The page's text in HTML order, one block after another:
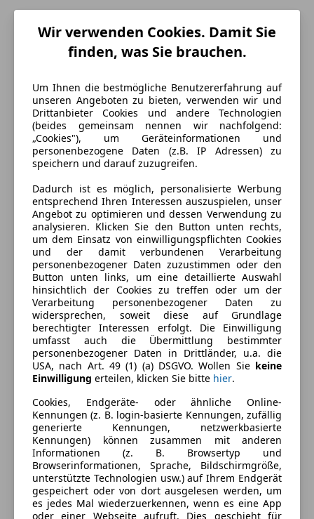
Energieverbrauch
Kraftstoff
Elektro
CO₂-Emissionen
0 g/km (komb.)
Ausstattung
Komfort
Einparkhilfe
Einparkhilfe Rückfahrkamera
Elektrische Fensterheber
Elektrische Heckklappe
Elektrische Seitenspiegel
Getönte Scheiben
Head-up display
Klimaanlage
Klimaautomatik
Lordosenstütze
Luftfederung
Multifunktionslenkrad
Navigationssystem
Regensensor
Sitzheizung
Standheizung
Mehr anzeigen
Farbe und Innenausstattung
Außenfarbe
Schwarz
Farbe laut Hersteller
Mythosschwarz
Metallic
Lackierung
Metallic
Farbe der
Innenausstattung
Schwarz
Fahrzeugbeschreibung
21' Audi Sport Alufelgen, Außenspiegel beheizbar,
anklappbar, elektr. & virtuell, Durchladesystem, dyn.
Blinker, E-verstellbare Memorysportsitze, E-
Wir verwenden Cookies. Damit Sie
finden, was Sie brauchen.
Um Ihnen die bestmögliche Benutzererfahrung auf
unseren Angeboten zu bieten, verwenden wir und
Drittanbieter Cookies und andere Technologien
(beides gemeinsam nennen wir nachfolgend:
„Cookies"), um Geräteinformationen und
personenbezogene Daten (z.B. IP Adressen) zu
speichern und darauf zuzugreifen.
Dadurch ist es möglich, personalisierte Werbung
entsprechend Ihren Interessen auszuspielen, unser
Angebot zu optimieren und dessen Verwendung zu
analysieren. Klicken Sie den Button unten rechts,
um dem Einsatz von einwilligungspflichten Cookies
und der damit verbundenen Verarbeitung
personenbezogener Daten zuzustimmen oder den
Button unten links, um eine detaillierte Auswahl
hinsichtlich der Cookies zu treffen oder um der
Verarbeitung personenbezogener Daten zu
widersprechen, soweit diese auf Grundlage
berechtigter Interessen erfolgt. Die Einwilligung
umfasst auch die Übermittlung bestimmter
personenbezogener Daten in Drittländer, u.a. die
USA, nach Art. 49 (1) (a) DSGVO. Wollen Sie keine
Einwilligung erteilen, klicken Sie bitte hier.
Cookies, Endgeräte- oder ähnliche Online-
Kennungen (z. B. login-basierte Kennungen, zufällig
generierte Kennungen, netzwerkbasierte
Kennungen) können zusammen mit anderen
Informationen (z. B. Browsertyp und
Browserinformationen, Sprache, Bildschirmgröße,
unterstützte Technologien usw.) auf Ihrem Endgerät
gespeichert oder von dort ausgelesen werden, um
es jedes Mal wiederzuerkennen, wenn es eine App
oder einer Webseite aufruft. Dies geschieht für